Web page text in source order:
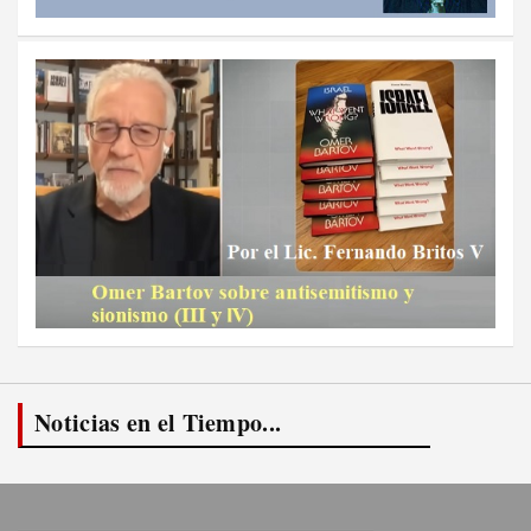
Noticias en el Tiempo...